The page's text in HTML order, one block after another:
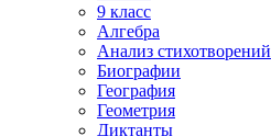
9 класс
Алгебра
Анализ стихотворений
Биографии
География
Геометрия
Диктанты